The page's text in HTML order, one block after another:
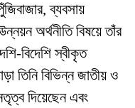
ব্যবসায়
অর্থনীতি বিষয়ে তাঁর
বিদেশি স্বীকৃত
তিনি বিভিন্ন জাতীয় ও
দিয়েছেন এবং